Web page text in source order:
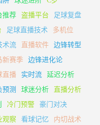
推荐 盗播平台
足球复盘
足球直播技术
多机位
术流 直播软件
边锋转型
新赛季
边锋进化论
直播 实时流
延迟分析
预测 球迷分析
直播分析
冷门预警
豪门对决
观察 看球记忆
内切战术